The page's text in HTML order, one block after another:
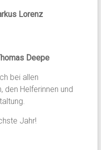
Lorenz
Deepe
bei allen
den Helferinnen und
Jahr!